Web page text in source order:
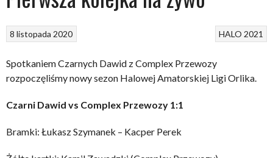
HALO 2021
8 listopada 2020
Spotkaniem Czarnych Dawid z Complex Przewozy
rozpoczęliśmy nowy sezon Halowej Amatorskiej Ligi Orlika.
Czarni Dawid vs Complex Przewozy 1:1
Bramki: Łukasz Szymanek – Kacper Perek